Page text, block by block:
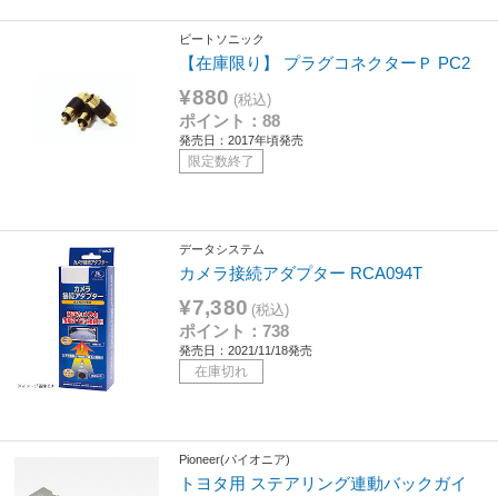
ビートソニック
【在庫限り】 プラグコネクターＰ PC2
¥880 (税込)
ポイント：88
発売日：2017年頃発売
限定数終了
データシステム
カメラ接続アダプター RCA094T
¥7,380 (税込)
ポイント：738
発売日：2021/11/18発売
在庫切れ
Pioneer(パイオニア)
トヨタ用 ステアリング連動バックガイ